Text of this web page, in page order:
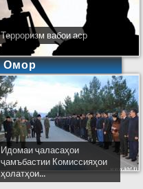
Терроризм вабои аср
Омор
Идомаи ҷаласаҳои
ҷамъбастии Комиссияҳои
ҳолатҳои...